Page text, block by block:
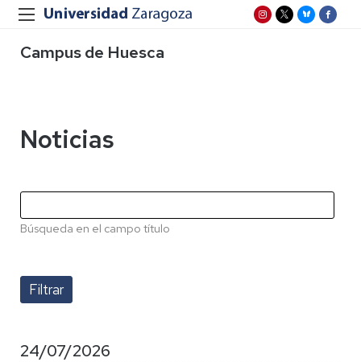
Campus de Huesca
Noticias
Búsqueda en el campo título
24/07/2026